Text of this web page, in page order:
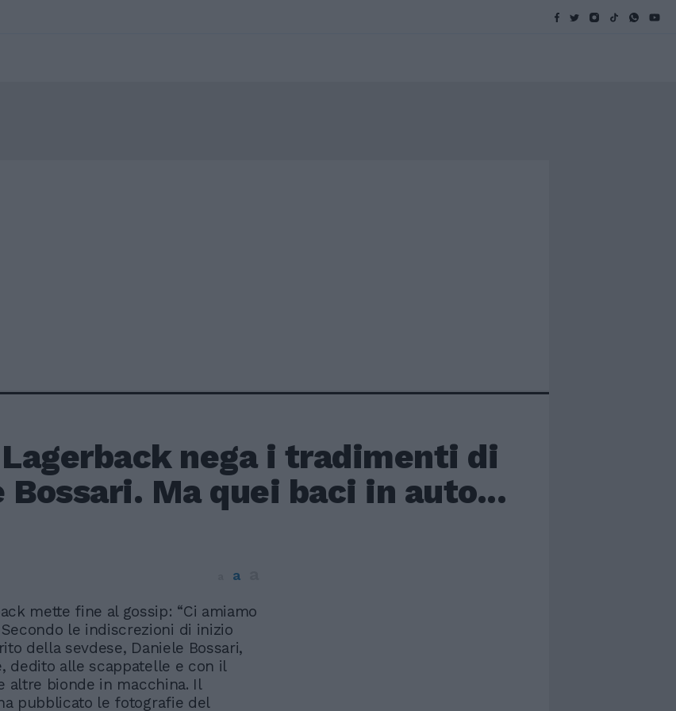
nega i tradimenti di
Bossari. Ma quei baci in auto...
a
mette fine al gossip: “Ci amiamo
Secondo le indiscrezioni di inizio
della sevdese, Daniele Bossari,
dedito alle scappatelle e con il
altre bionde in macchina. Il
pubblicato le fotografie del